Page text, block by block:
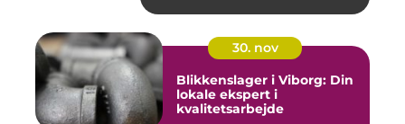
30. nov
Blikkenslager i Viborg: Din
lokale ekspert i
kvalitetsarbejde